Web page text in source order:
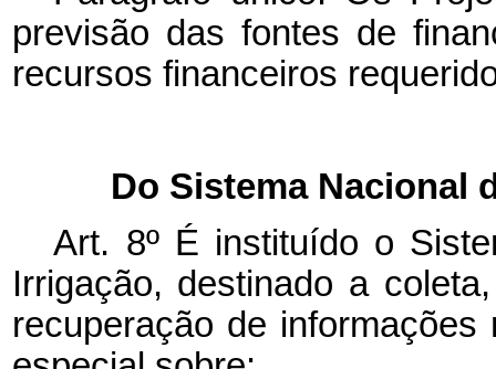
previsão das fontes de
recursos financeiros
Do Sistema Nacional
Art. 8º É instituído o
Irrigação, destinado a
recuperação de